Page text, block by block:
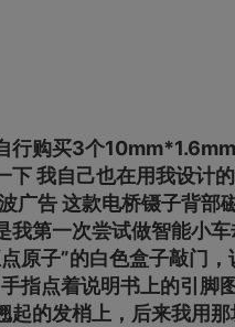
行购买3个
下 我自己也在用我设计
广告 这款电桥镊子背部
我第一次尝试做智能小
原子”的白色盒子敲门
指点着说明书上的引脚
起的发梢上，后来我用